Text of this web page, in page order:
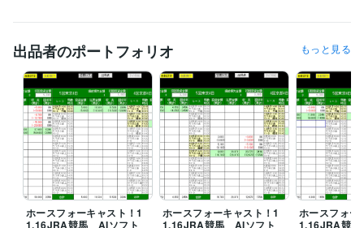
出品者のポートフォリオ もっと見る
ホースフォーキャスト！1
1.16JRA競馬 AIソフト
ホースフォーキャスト！1
1.16JRA競馬 AIソフト
ホースフォー
1.16JRA競